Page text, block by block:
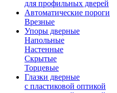
для профильных дверей
Автоматические пороги
Врезные
Упоры дверные
Напольные
Настенные
Скрытые
Торцевые
Глазки дверные
с пластиковой оптикой